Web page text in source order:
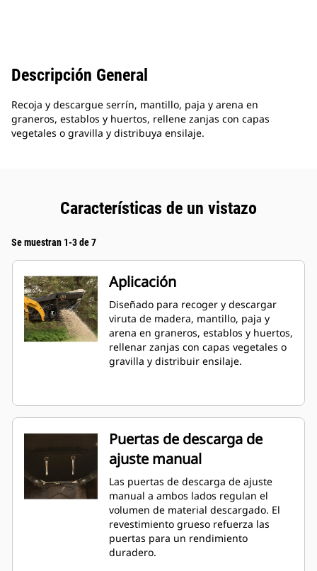
Descripción General
Recoja y descargue serrín, mantillo, paja y arena en
graneros, establos y huertos, rellene zanjas con capas
vegetales o gravilla y distribuya ensilaje.
Características de un vistazo
Se muestran 1-3 de 7
Aplicación
Diseñado para recoger y descargar
viruta de madera, mantillo, paja y
arena en graneros, establos y huertos,
rellenar zanjas con capas vegetales o
gravilla y distribuir ensilaje.
Puertas de descarga de
ajuste manual
Las puertas de descarga de ajuste
manual a ambos lados regulan el
volumen de material descargado. El
revestimiento grueso refuerza las
puertas para un rendimiento
duradero.